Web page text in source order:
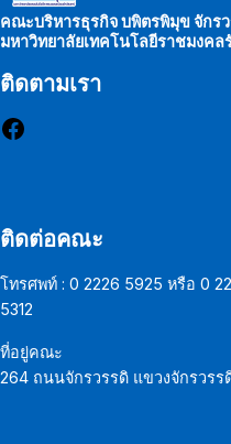
คณะบริหารธุรกิจ บพิตรพิมุข จักร
มหาวิทยาลัยเทคโนโลยีราชมงค
ติดตามเรา
Facebook
ติดต่อคณะ
โทรศพท์ : 0 2226 5925 หรือ 0
5312
ที่อยู่คณะ
264 ถนนจักรวรรดิ แขวงจักรวรร